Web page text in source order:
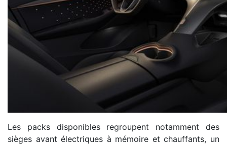
Les packs disponibles regroupent notamment des
sièges avant électriques à mémoire et chauffants, un